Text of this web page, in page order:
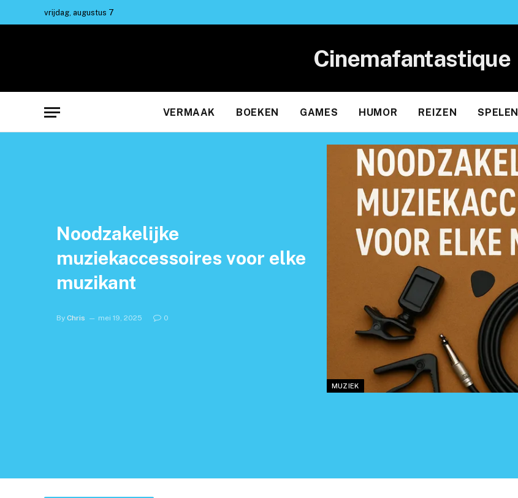
vrijdag, augustus 7
Cinemafantastique
VERMAAK BOEKEN GAMES HUMOR REIZEN SPELEN
MUZIEK
Noodzakelijke
muziekaccessoires voor elke
muzikant
By Chris mei 19, 2025 0